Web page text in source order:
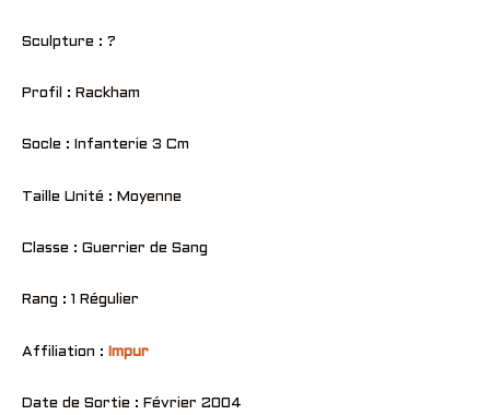
Sculpture : ?
Profil : Rackham
Socle : Infanterie 3 Cm
Taille Unité : Moyenne
Classe : Guerrier de Sang
Rang : 1 Régulier
Affiliation : Impur
Date de Sortie : Février 2004